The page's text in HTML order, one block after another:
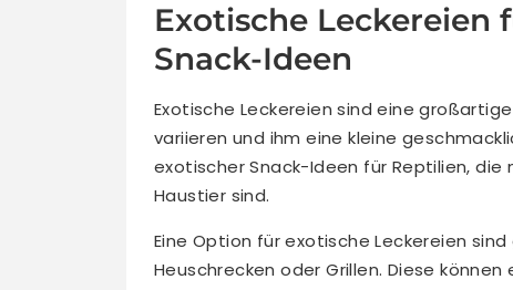
Exotische Leckereien
Snack-Ideen
Exotische Leckereien sind eine
variieren und ihm eine kleine
exotischer Snack-Ideen für Reptilien,
Haustier sind.
Eine Option für exotische Leckereien
Heuschrecken oder Grillen. Diese